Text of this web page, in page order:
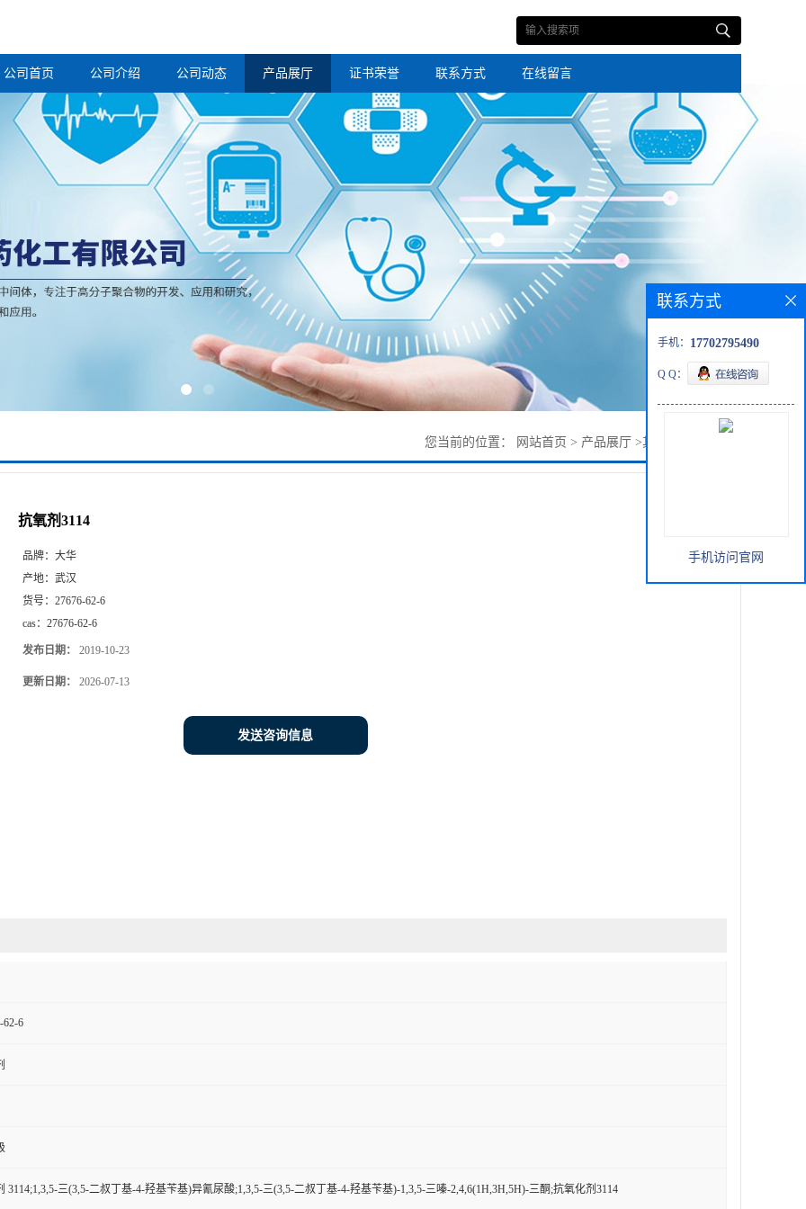
公司首页 公司介绍 公司动态 产品展厅 证书荣誉 联系方式 在线留言
您当前的位置： 网站首页 > 产品展厅 >其它
抗氧剂3114
品牌： 大华
产地： 武汉
货号： 27676-62-6
cas： 27676-62-6
发布日期： 2019-10-23
更新日期： 2026-07-13
发送咨询信息
62-6
3114;1,3,5-三(3,5-二叔丁基-4-羟基苄基)异氰尿酸;1,3,5-三(3,5-二叔丁基-4-羟基苄基)-1,3,5-三嗪-2,4,6(1H,3H,5H)-三酮;抗氧化剂3114
联系方式
手机： 17702795490
Q Q：
手机访问官网